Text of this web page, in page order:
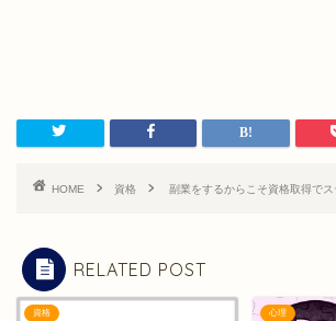
HOME 資格 副業をするからこそ資格取得で
RELATED POST
資格 心理